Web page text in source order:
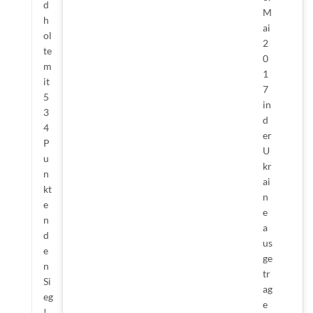
d
h
ol
te
m
it
5
3
4
P
u
n
kt
e
n
d
e
n
Si
eg
M
ai
2
0
1
7
in
d
er
U
kr
ai
n
e
a
us
ge
tr
ag
e